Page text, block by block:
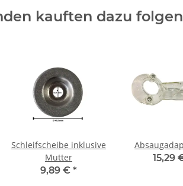
kauften dazu
Schleifscheibe inklusive
Mutter
9,89 € *
15,29